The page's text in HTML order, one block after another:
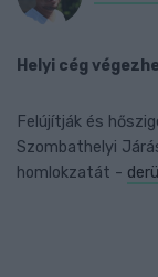
Helyi cég
Felújítják és
Szombathelyi
homlokzatát -